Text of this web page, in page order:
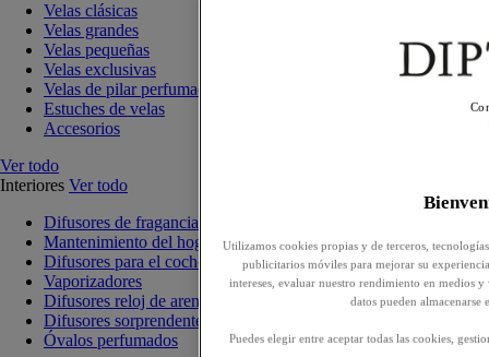
Velas clásicas
Velas grandes
Velas pequeñas
Velas exclusivas
Velas de pilar perfumadas
Estuches de velas
Accesorios
Ver todo
Interiores Ver todo
Difusores de fragancia para interiores
Mantenimiento del hogar
Difusores para el coche
Vaporizadores
Difusores reloj de arena
Difusores sorprendentes
Óvalos perfumados
Utilizamos cookies propias y de terceros,
publicitarios móviles para mejorar su
intereses, evaluar nuestro rendimiento en medios
datos pueden almacenarse
Puedes elegir entre aceptar todas las cookies,